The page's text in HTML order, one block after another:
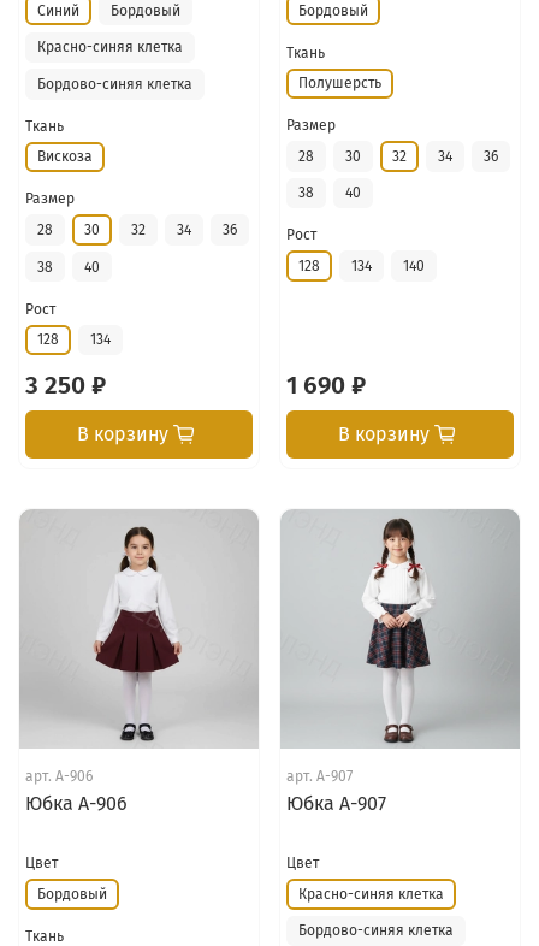
Синий
Бордовый
Красно-синяя клетка
Бордово-синяя клетка
Ткань
Вискоза
Размер
28
30 32 34 36
38 40
Рост
128
134
3 250 ₽
В корзину
Бордовый
Ткань
Полушерсть
Размер
28
30 32 34 36
38 40
Рост
128
134 140
1 690 ₽
В корзину
арт. А-906
Юбка А-906
Цвет
Бордовый
Ткань
арт. А-907
Юбка А-907
Цвет
Красно-синяя клетка
Бордово-синяя клетка